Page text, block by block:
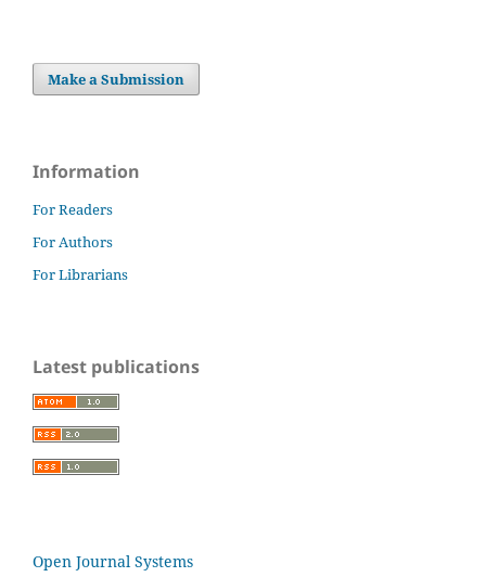
Make a Submission
Information
For Readers
For Authors
For Librarians
Latest publications
Open Journal Systems